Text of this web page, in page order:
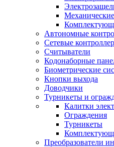
Автономные
Сетевые
Считыватели
Кодонаборные
Биометрические
Кнопки выхода
Доводчики
Турникеты и
Калитки
Ограждения
Турникеты
Преобразователи